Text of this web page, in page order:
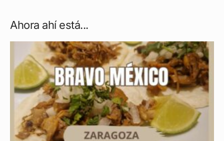
Ahora ahí está...